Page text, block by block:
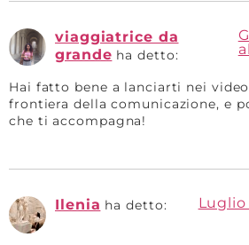
viaggiatrice da
grande ha detto:
Hai fatto bene a lanciarti nei
frontiera della comunicazione, e
che ti accompagna!
Ilenia ha detto: Luglio